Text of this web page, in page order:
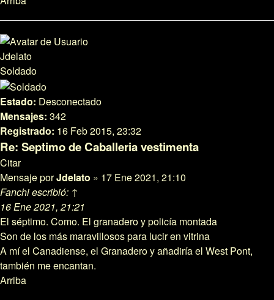
Jdelato
Soldado
Estado: Desconectado
Mensajes: 342
Registrado: 16 Feb 2015, 23:32
Re: Septimo de Caballeria vestimenta
Citar
MensajeporJdelato » 17 Ene 2021, 21:10
Fanchiescribió: ↑
16 Ene 2021, 21:21
El séptimo. Como. El granadero y policía montada
Son de los más maravillosos para lucir en vitrina
A mí el Canadiense, el Granadero y añadiría el West Pont,
también me encantan.
Arriba